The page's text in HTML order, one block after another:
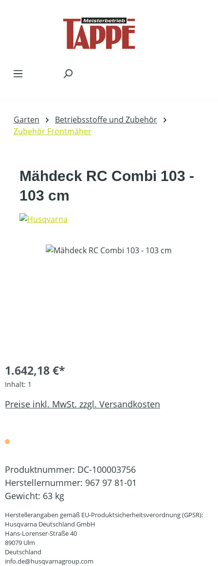
Garten
Betriebsstoffe und Zubehör
Zubehör Frontmäher
Mähdeck RC Combi 103 -
103 cm
Bildergalerie überspringen
1.642,18 €*
Inhalt: 1
Preise inkl. MwSt. zzgl. Versandkosten
Produktnummer: DC-100003756
Herstellernummer: 967 97 81-01
Gewicht: 63 kg
Herstellerangaben gemäß EU-Produktsicherheitsverordnung (GPSR):
Husqvarna Deutschland GmbH
Hans-Lorenser-Straße 40
89079 Ulm
Deutschland
info.de@husqvarnagroup.com